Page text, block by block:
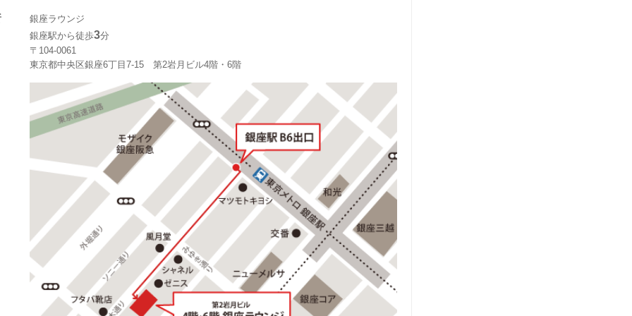
銀座ラウンジ
銀座駅から徒歩3分
〒104-0061
東京都中央区銀座6丁目7-15 第2岩月ビル4階・6階